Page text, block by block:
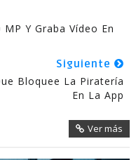
Y Graba Vídeo En
Siguiente
Bloquee La Piratería
En La App
Ver más